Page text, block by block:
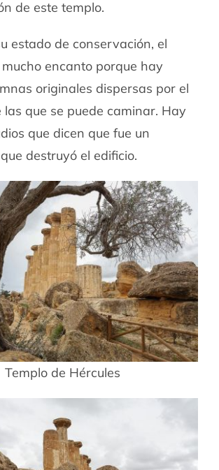
de este templo.
estado de conservación, el
encanto porque hay
originales dispersas por el
las que se puede caminar. Hay
que dicen que fue un
destruyó el edificio.
Templo de Hércules